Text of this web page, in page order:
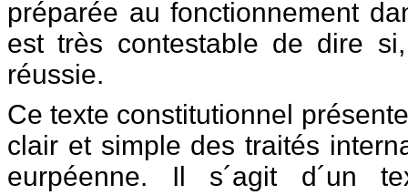
préparée au fonctionnement
est très contestable de dire
réussie.
Ce texte constitutionnel
clair et simple des traités
eurpéenne. Il s´agit d´un